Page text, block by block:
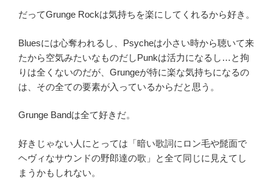
だってGrunge Rockは気持ちを楽にしてくれるから好き。
Bluesには心奪われるし、Psycheは小さい時から聴いて来
たから空気みたいなものだしPunkは活力になるし…と拘
りは全くないのだが、Grungeが特に楽な気持ちになるの
は、その全ての要素が入っているからだと思う。
Grunge Bandは全て好きだ。
好きじゃない人にとっては「暗い歌詞にロン毛や髭面で
ヘヴィなサウンドの野郎達の歌」と全て同じに見えてし
まうかもしれない。